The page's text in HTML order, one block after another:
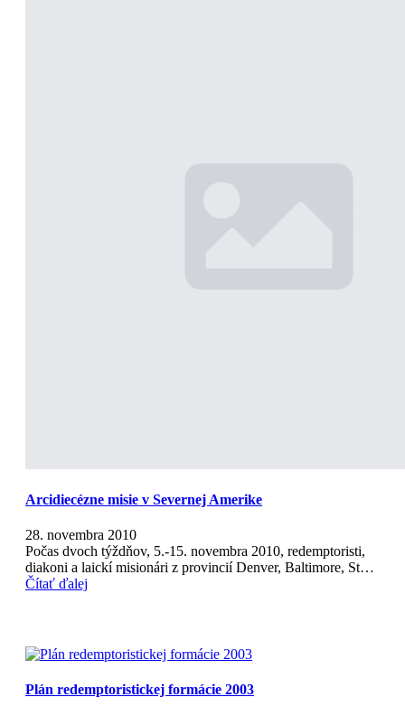
Arcidiecézne misie v Severnej Amerike
28. novembra 2010
Počas dvoch týždňov, 5.-15. novembra 2010, redemptoristi,
diakoni a laickí misionári z provincií Denver, Baltimore, St…
Čítať ďalej
Plán redemptoristickej formácie 2003